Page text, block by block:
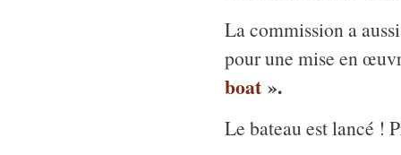
La commission a
pour une mise en
boat ».
Le bateau est lancé !